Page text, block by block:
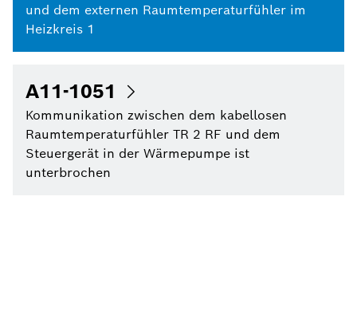
und dem externen Raumtemperaturfühler im
Heizkreis 1
A11-1051
Kommunikation zwischen dem kabellosen
Raumtemperaturfühler TR 2 RF und dem
Steuergerät in der Wärmepumpe ist
unterbrochen